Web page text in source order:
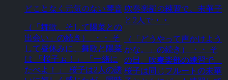
どことなく元気のない琴音
（「舞歌、そして陽菜との
出会い」の続き） ・・ そ
して昼休みに、舞歌と陽菜
は 「桜子ぉ！」 「一緒に
たべよ！」 桜子は2人の誘
吹奏楽部の練習で、未華子
と2人で・・
（「どうやって声かけよう
かな。」の続き） ・・ そ
の日、吹奏楽部の練習で。
桜子は同じフルートの未華